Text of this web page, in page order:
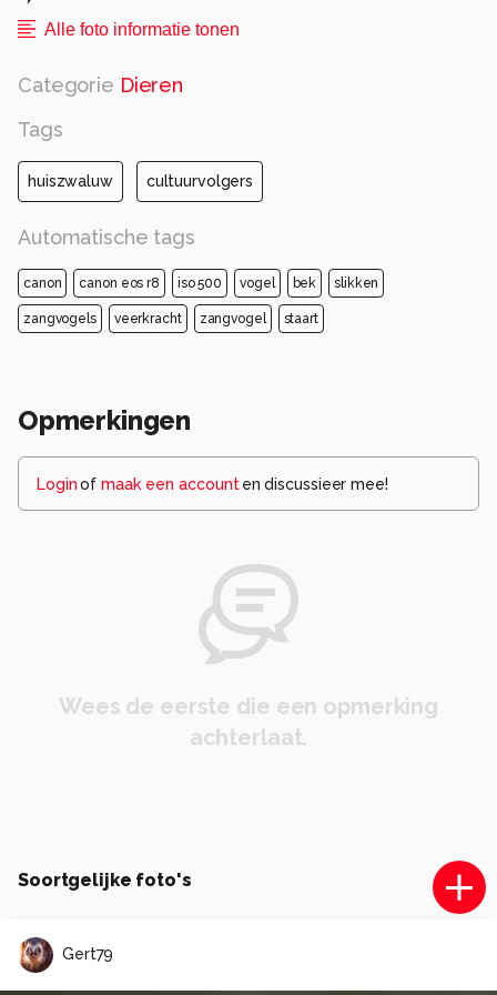
Alle foto informatie tonen
Categorie Dieren
Tags
huiszwaluw cultuurvolgers
Automatische tags
canon canon eos r8 iso 500 vogel bek slikken
zangvogels veerkracht zangvogel staart
Opmerkingen
Loginof maak een account en discussieer mee!
Wees de eerste die een opmerking
achterlaat.
Soortgelijke foto's
Gert79